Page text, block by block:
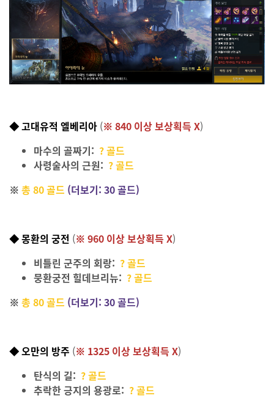
◆ 고대유적 엘베리아 (※ 840 이상 보상획득 X)
마수의 골짜기: ? 골드
사령술사의 근원: ? 골드
※ 총 80 골드 (더보기: 30 골드)
◆ 몽환의 궁전 (※ 960 이상 보상획득 X)
비틀린 군주의 회랑: ? 골드
뭉환궁전 힐데브리뉴: ? 골드
※ 총 80 골드 (더보기: 30 골드)
◆ 오만의 방주 (※ 1325 이상 보상획득 X)
탄식의 길: ? 골드
추락한 긍지의 용광로: ? 골드